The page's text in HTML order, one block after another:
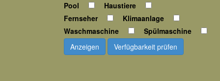
Pool
Haustiere
Fernseher
Klimaanlage
Waschmaschine
Spülmaschine
Anzeigen
Verfügbarkeit prüfen